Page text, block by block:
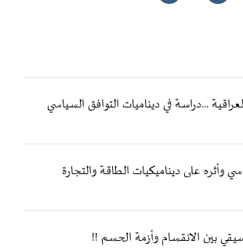
...دراسة في ديناميات التوافق السياسي
وأثره على ديناميكيات الطاقة والتجارة
بين الانقسام وأزمة الحسم !!